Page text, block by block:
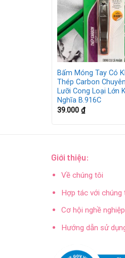
Bấm Móng Tay Có
Thép Carbon
Lưỡi Cong Loại Lớn
Nghĩa B.916C
39.000 ₫
Giới thiệu:
Về chúng tôi
Hợp tác với chúng
Cơ hội nghề nghiệp
Hướng dẫn sử